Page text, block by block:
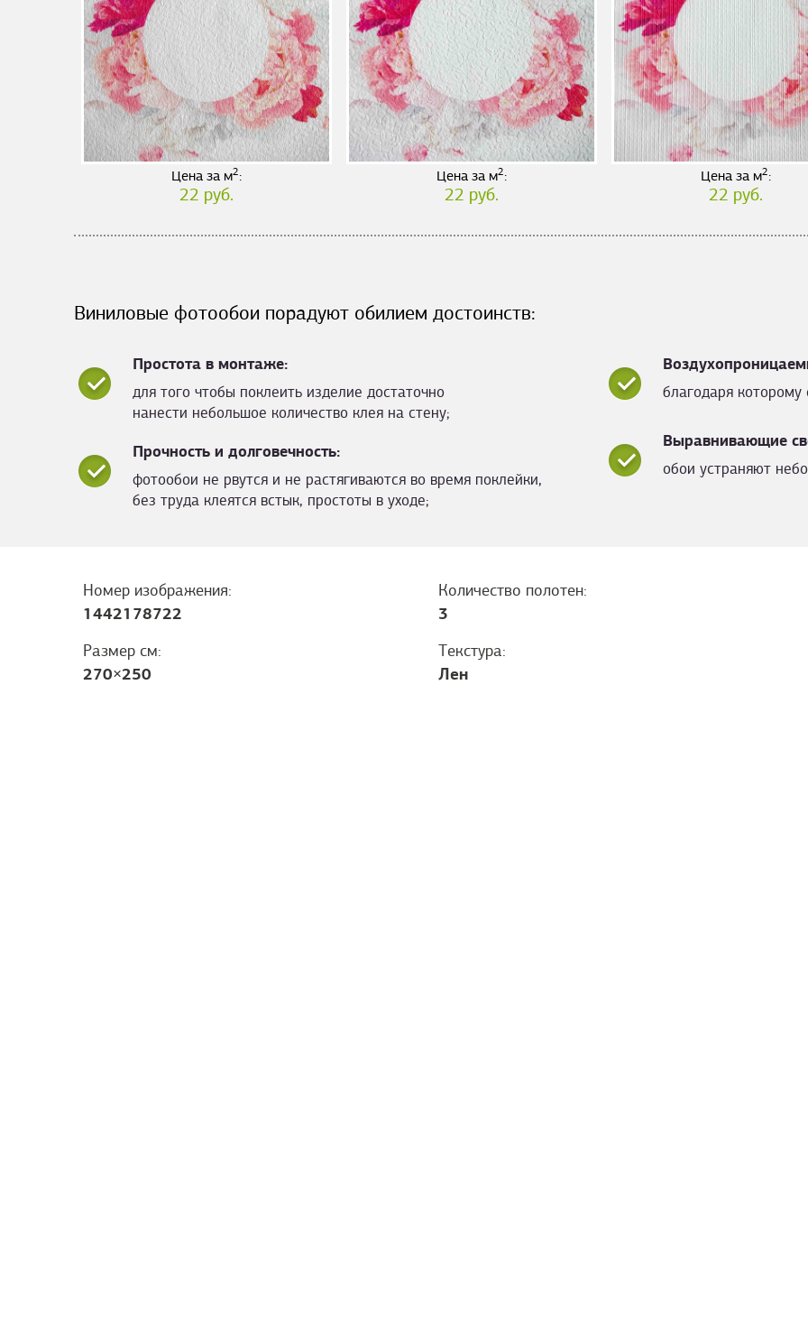
Цена за м2:
22 руб.
Цена за м2:
22 руб.
Цена за м2:
22 руб.
Виниловые фотообои порадуют обилием достоинств:
Простота в монтаже:
для того чтобы поклеить изделие достаточно
нанести небольшое количество клея на стену;
благодаря
Выравнивающие
обои устраняют
Прочность и долговечность:
фотообои не рвутся и не растягиваются во время поклейки,
без труда клеятся встык, простоты в уходе;
Номер изображения:
1442178722
Количество полотен:
3
Размер см:
270×250
Текстура:
Лен